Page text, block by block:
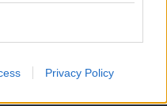
Privacy Policy